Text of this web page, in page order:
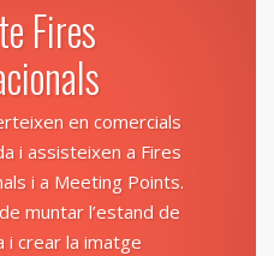
Fires
en comercials
i assisteixen a Fires
i a Meeting Points.
muntar l’estand de
i crear la imatge